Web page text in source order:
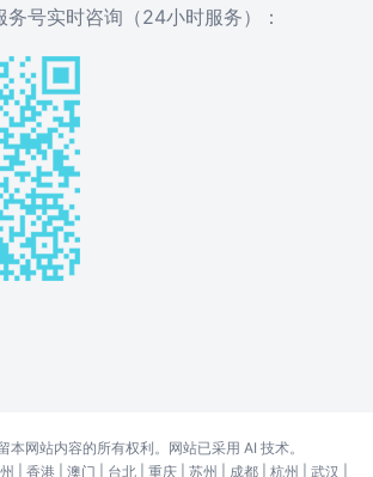
号实时咨询（24小时服务）：
本网站内容的所有权利。网站已采用 AI 技术。
香港| 澳门 台北| 重庆| 苏州 成都| 杭州 武汉